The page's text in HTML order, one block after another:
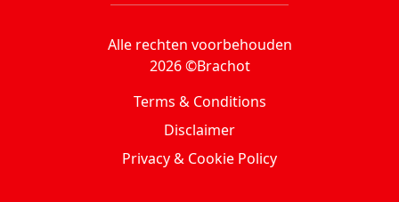
Alle rechten voorbehouden
2026 ©Brachot
Terms & Conditions
Disclaimer
Privacy & Cookie Policy